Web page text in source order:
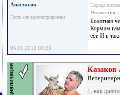
Анастасия
Гость (не зарегистрирован)
Порода
Неизвестно. |
Болотная
Кормим
ест. И в
05.01.2012 00:23
Казаков
1. как